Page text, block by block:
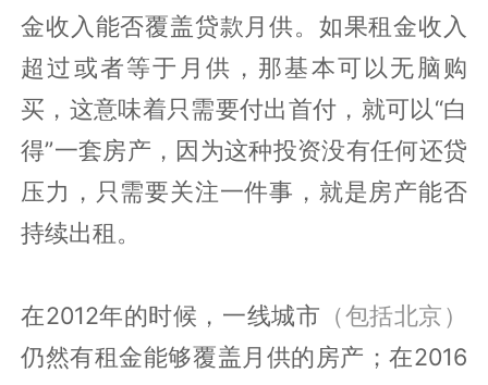
金收入能否覆盖贷款月供。如果租金收入
超过或者等于月供，那基本可以无脑购
买，这意味着只需要付出首付，就可以“白
得”一套房产，因为这种投资没有任何还贷
压力，只需要关注一件事，就是房产能否
持续出租。
在2012年的时候，一线城市 （包括北京）
仍然有租金能够覆盖月供的房产；在2016